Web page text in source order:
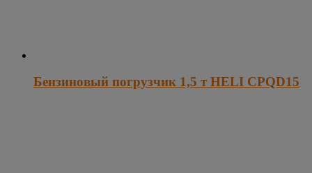
Бензиновый погрузчик 1,5 т HELI CPQD15